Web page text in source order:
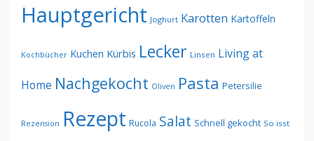
Hauptgericht Joghurt Karotten Kartoffeln
Kochbücher Kuchen Kürbis Lecker Linsen Living at
Home Nachgekocht Oliven Pasta Petersilie
Rezension Rezept Rucola Salat Schnell gekocht So isst